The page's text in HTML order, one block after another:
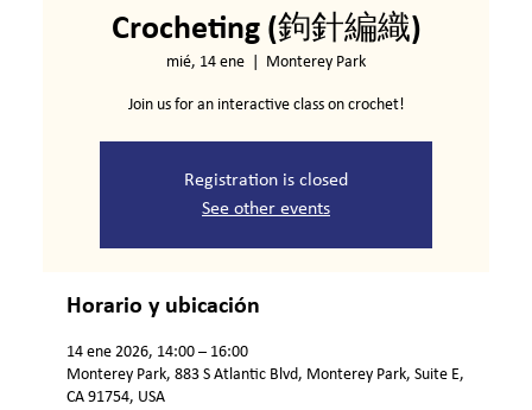
Crocheting (鉤針編織)
mié, 14 ene Monterey Park
Join us for an interactive class on crochet!
Registration is closed
See other events
Horario y ubicación
14 ene 2026, 14:00 – 16:00
Monterey Park, 883 S Atlantic Blvd, Monterey Park, Suite E,
CA 91754, USA